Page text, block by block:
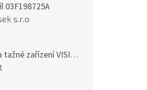
03F198725A
je 5 z 5 hvězdiček.
s.r.o
Nosič kol na tažné zařízení VISION 4 - pro 4 kola CF19591-4EFA
je 5 z 5 hvězdiček.